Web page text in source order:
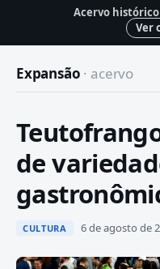
Acervo histórico
Ver
Expansão · acervo
de
CULTURA 6 de agosto de